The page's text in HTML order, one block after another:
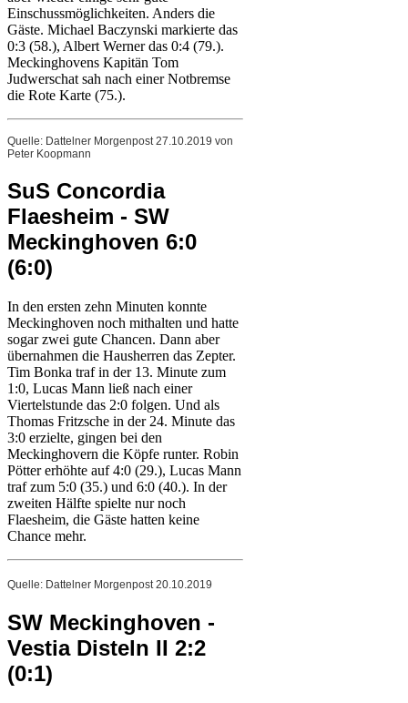
Einschussmöglichkeiten. Anders die
Gäste. Michael Baczynski markierte das
0:3 (58.), Albert Werner das 0:4 (79.).
Meckinghovens Kapitän Tom
Judwerschat sah nach einer Notbremse
die Rote Karte (75.).
Quelle: Dattelner Morgenpost 27.10.2019 von
Peter Koopmann
SuS Concordia
Flaesheim - SW
Meckinghoven 6:0
(6:0)
In den ersten zehn Minuten konnte
Meckinghoven noch mithalten und hatte
sogar zwei gute Chancen. Dann aber
übernahmen die Hausherren das Zepter.
Tim Bonka traf in der 13. Minute zum
1:0, Lucas Mann ließ nach einer
Viertelstunde das 2:0 folgen. Und als
Thomas Fritzsche in der 24. Minute das
3:0 erzielte, gingen bei den
Meckinghovern die Köpfe runter. Robin
Pötter erhöhte auf 4:0 (29.), Lucas Mann
traf zum 5:0 (35.) und 6:0 (40.). In der
zweiten Hälfte spielte nur noch
Flaesheim, die Gäste hatten keine
Chance mehr.
Quelle: Dattelner Morgenpost 20.10.2019
SW Meckinghoven -
Vestia Disteln II 2:2
(0:1)